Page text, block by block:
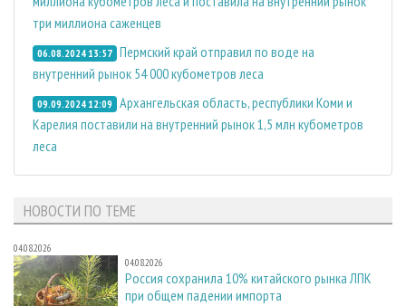
три миллиона саженцев
06.08.2024 13:57 Пермский край отправил по воде на
внутренний рынок 54 000 кубометров леса
09.09.2024 12:09 Архангельская область, республики Коми и
Карелия поставили на внутренний рынок 1,5 млн кубометров
леса
НОВОСТИ ПО ТЕМЕ
04.08.2026
04.08.2026
Россия сохранила 10% китайского рынка ЛПК
при общем падении импорта